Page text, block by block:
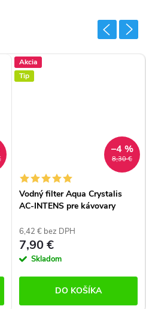
Akcia
Tip
8,30 €
–4 %
Vodný filter Aqua Crystalis
AC-INTENS pre kávovary
Gaggenau
6,42 € bez DPH
7,90 €
Skladom
DO KOŠÍKA